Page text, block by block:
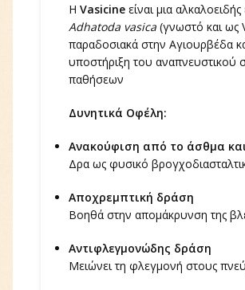
Η Vasicineείναι μια
Adhatoda vasica(γνωστό και ως
παραδοσιακά στην Αγιουρβέδα
υποστήριξη του αναπνευστικού
παθήσεων
Δυνητικά Οφέλη:
Ανακούφιση από το άσθμα
Δρα ως φυσικό
Αποχρεμπτική δράση
Βοηθά στην απομάκρυνση της
Αντιφλεγμονώδης δράση
Μειώνει τη φλεγμονή στους